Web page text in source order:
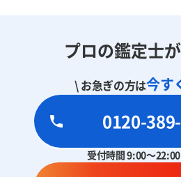
プロの鑑定士
\ お急ぎの方は今す
0120-
受付時間 9:00～